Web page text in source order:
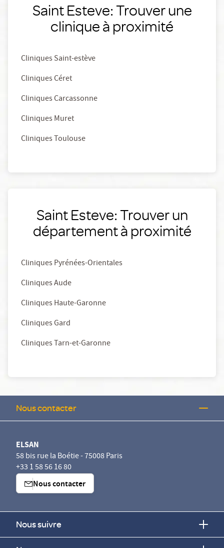
Saint Esteve: Trouver une
clinique à proximité
Cliniques Saint-estève
Cliniques Céret
Cliniques Carcassonne
Cliniques Muret
Cliniques Toulouse
Saint Esteve: Trouver un
département à proximité
Cliniques Pyrénées-Orientales
Cliniques Aude
Cliniques Haute-Garonne
Cliniques Gard
Cliniques Tarn-et-Garonne
Nous contacter
ELSAN
58 bis rue la Boétie - 75008 Paris
+33 1 58 56 16 80
Nous contacter
Nous suivre